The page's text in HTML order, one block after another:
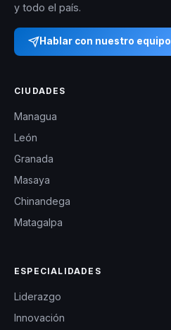
y todo el país.
Hablar con nuestro equipo
CIUDADES
Managua
León
Granada
Masaya
Chinandega
Matagalpa
ESPECIALIDADES
Liderazgo
Innovación